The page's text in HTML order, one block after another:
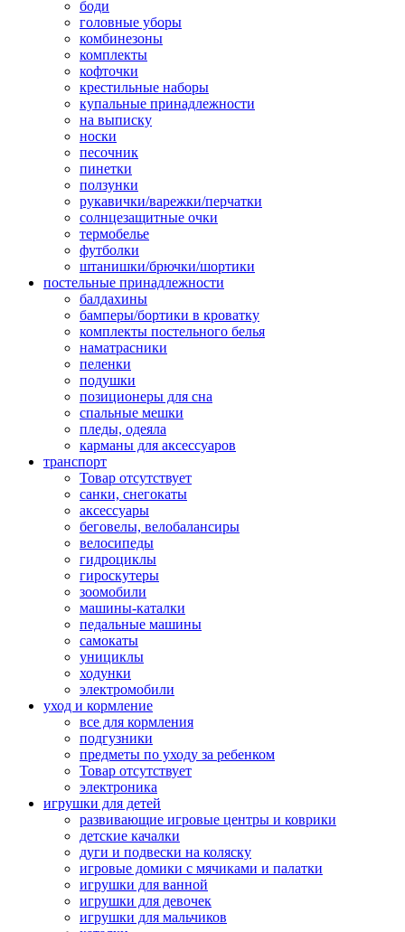
боди
головные уборы
комбинезоны
комплекты
кофточки
крестильные наборы
купальные принадлежности
на выписку
носки
песочник
пинетки
ползунки
рукавички/варежки/перчатки
солнцезащитные очки
термобелье
футболки
штанишки/брючки/шортики
постельные принадлежности
балдахины
бамперы/бортики в кроватку
комплекты постельного белья
наматрасники
пеленки
подушки
позиционеры для сна
спальные мешки
пледы, одеяла
карманы для аксеcсуаров
транспорт
Товар отсутствует
санки, снегокаты
аксессуары
беговелы, велобалансиры
велосипеды
гидроциклы
гироскутеры
зоомобили
машины-каталки
педальные машины
самокаты
унициклы
ходунки
электромобили
уход и кормление
все для кормления
подгузники
предметы по уходу за ребенком
Товар отсутствует
электроника
игрушки для детей
развивающие игровые центры и коврики
детские качалки
дуги и подвески на коляску
игровые домики с мячиками и палатки
игрушки для ванной
игрушки для девочек
игрушки для мальчиков